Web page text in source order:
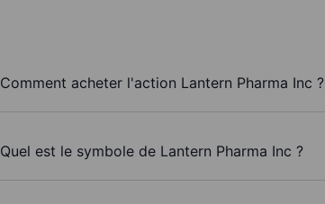
Comment acheter l'action Lantern Pharma Inc ?
Quel est le symbole de Lantern Pharma Inc ?